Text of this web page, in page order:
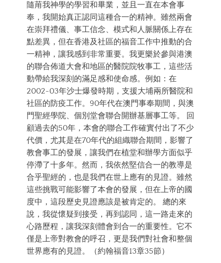
隨苚我神學的學習和畢業，並且一直在本會事
奉，我開始真正認同這種合一的精神。雖然兩會
在崇拜禮儀、事工信念、模式和人脈關係上存在
點差異，但在香港及社區的福音工作中推動的合
一精神，讓我感到非常重要。我更樂於參與港澳
的聯合佈道大會和地區的醫院院牧事工，這些活
動帶給我深刻的滿足感和使命感。例如：在
2002-03年沙士爆發時期，支援大埔兩所醫院和
社區的防疫工作。90年代在澳門事奉期間，與澳
門聖經學院、個別堂會聯合開辦基層事工等。 回
顧過去的50年，本會的聯合工作確實付出了不少
代價，尤其是在70年代的組織聯合期間，影響了
教會事工的發展，讓我們在植堂和辦學方面似乎
停滯了十多年。然而，我依然堅信合一的教導是
合乎聖經的，也是我們在世上應有的見證。雖然
這些挑戰可能影響了本會的發展，但在上帝的國
度中，這段歷史見證應該是被肯定的。 總的來
說，我從懷疑到接受，再到認同，這一路走來的
心路歷程，讓我深刻體會到合一的重要性。它不
僅是上帝對教會的呼召，更是我們對社會和整個
世界應有的見證。（約翰福音13章35節）